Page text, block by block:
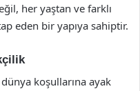
her yaştan ve farklı
eden bir yapıya sahiptir.
koşullarına ayak